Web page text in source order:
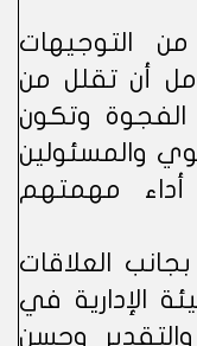
التوجيهات
أن تقلل من
الفجوة وتكون
والمسئولين
أداء مهمتهم
العلاقات
الإدارية في
وحسن